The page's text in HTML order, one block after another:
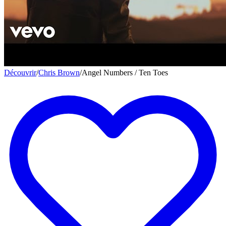
Découvrir/Chris Brown/Angel Numbers / Ten Toes